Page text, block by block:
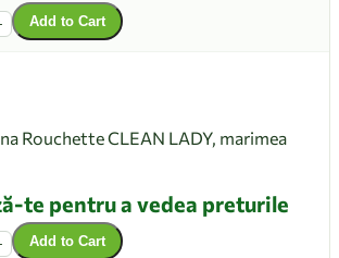
Add to Cart
Rouchette CLEAN LADY, marimea
te pentru a vedea preturile
Add to Cart